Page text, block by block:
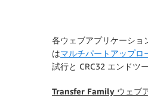
各ウェブアプリケーショ
はマルチパートアップロ
試行と CRC32 エンドツ
Transfer Family ウェブ